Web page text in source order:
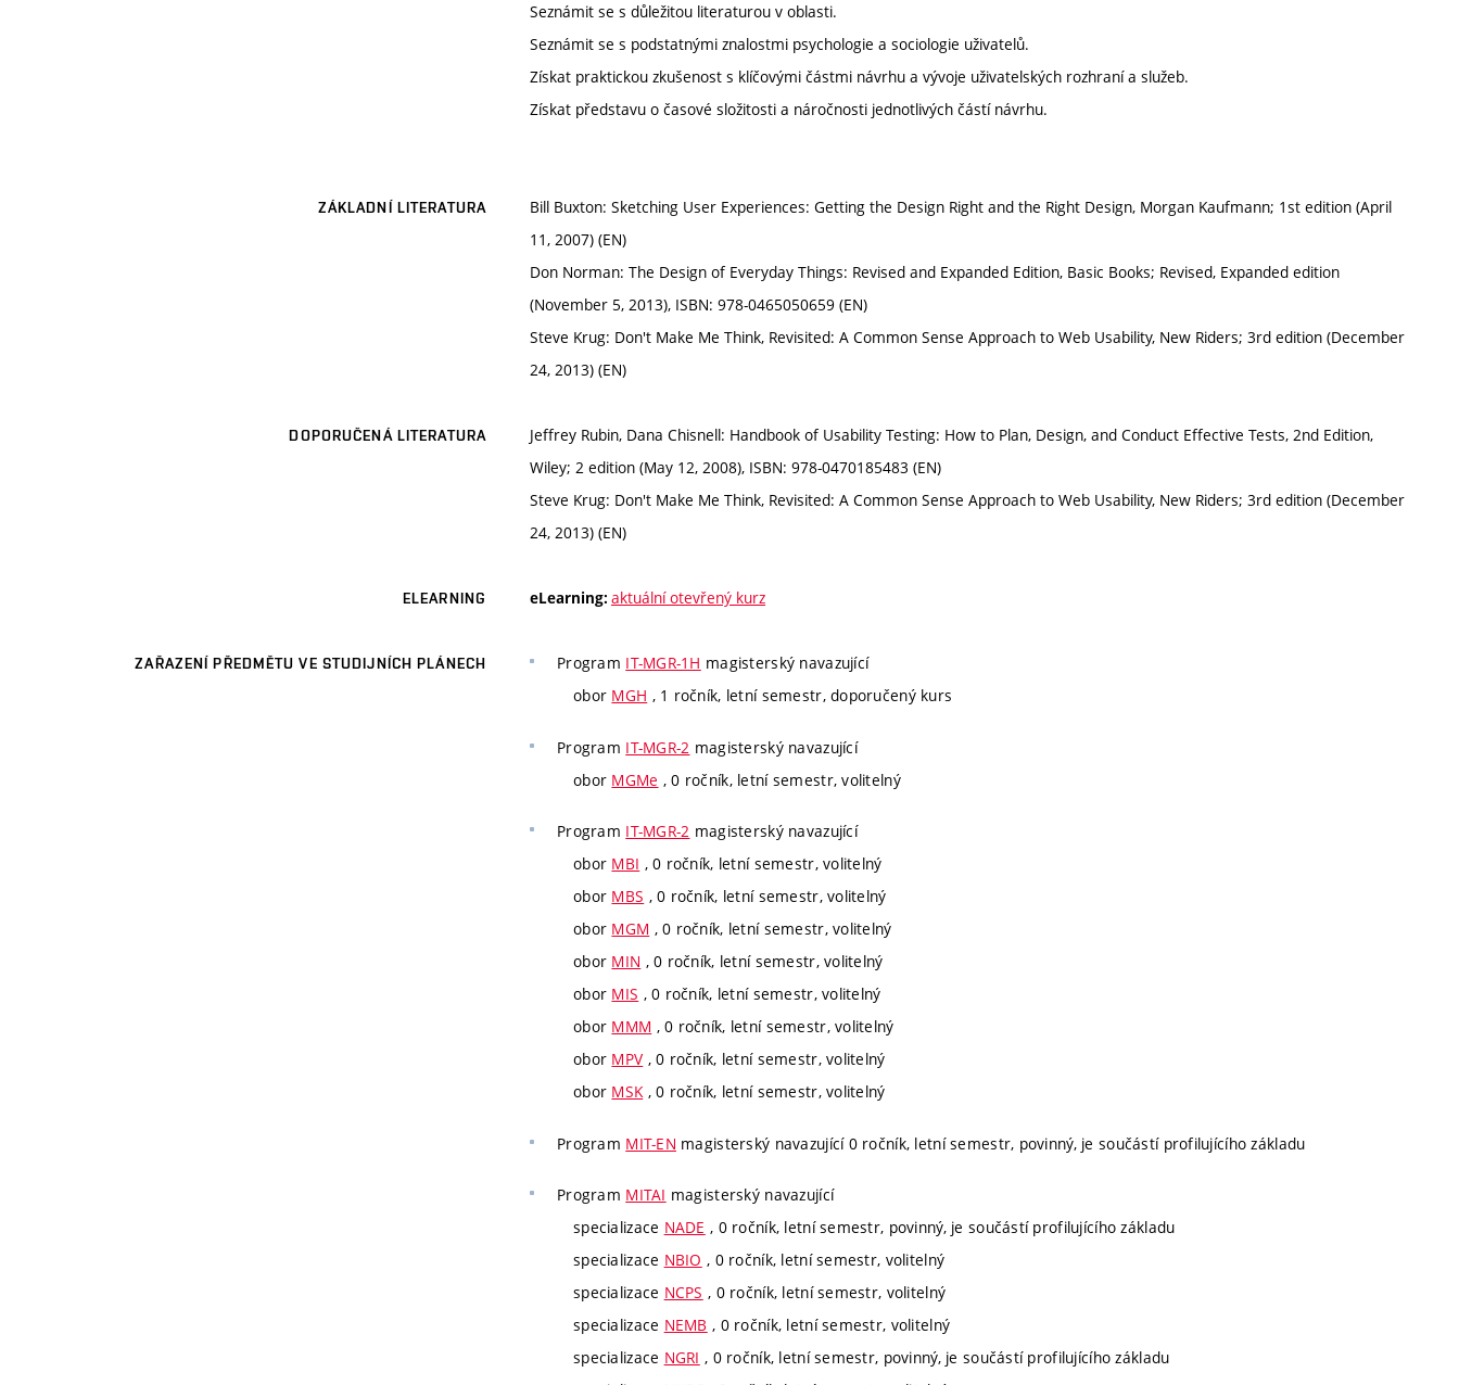
Seznámit se s důležitou literaturou v oblasti.
Seznámit se s podstatnými znalostmi psychologie a sociologie uživatelů.
Získat praktickou zkušenost s klíčovými částmi návrhu a vývoje uživatelských rozhraní a služeb.
Získat představu o časové složitosti a náročnosti jednotlivých částí návrhu.
ZÁKLADNÍ LITERATURA
Bill Buxton: Sketching User Experiences: Getting the Design Right and the Right Design, Morgan Kaufmann; 1st edition (April
11, 2007) (EN)
Don Norman: The Design of Everyday Things: Revised and Expanded Edition, Basic Books; Revised, Expanded edition
(November 5, 2013), ISBN: 978-0465050659 (EN)
Steve Krug: Don't Make Me Think, Revisited: A Common Sense Approach to Web Usability, New Riders; 3rd edition (December
24, 2013) (EN)
DOPORUČENÁ LITERATURA
Jeffrey Rubin, Dana Chisnell: Handbook of Usability Testing: How to Plan, Design, and Conduct Effective Tests, 2nd Edition,
Wiley; 2 edition (May 12, 2008), ISBN: 978-0470185483 (EN)
Steve Krug: Don't Make Me Think, Revisited: A Common Sense Approach to Web Usability, New Riders; 3rd edition (December
24, 2013) (EN)
ELEARNING eLearning: aktuální otevřený kurz
ZAŘAZENÍ PŘEDMĚTU VE STUDIJNÍCH PLÁNECH Program IT-MGR-1H magisterský navazující
obor MGH , 1 ročník, letní semestr, doporučený kurs
Program IT-MGR-2 magisterský navazující
obor MGMe , 0 ročník, letní semestr, volitelný
Program IT-MGR-2 magisterský navazující
obor MBI , 0 ročník, letní semestr, volitelný
obor MBS , 0 ročník, letní semestr, volitelný
obor MGM , 0 ročník, letní semestr, volitelný
obor MIN , 0 ročník, letní semestr, volitelný
obor MIS , 0 ročník, letní semestr, volitelný
obor MMM , 0 ročník, letní semestr, volitelný
obor MPV , 0 ročník, letní semestr, volitelný
obor MSK, 0 ročník, letní semestr, volitelný
Program MIT-EN magisterský navazující 0 ročník, letní semestr, povinný, je součástí profilujícího základu
Program MITAI magisterský navazující
specializace NADE , 0 ročník, letní semestr, povinný, je součástí profilujícího základu
specializace NBIO , 0 ročník, letní semestr, volitelný
specializace NCPS , 0 ročník, letní semestr, volitelný
specializace NEMB , 0 ročník, letní semestr, volitelný
specializace NGRI , 0 ročník, letní semestr, povinný, je součástí profilujícího základu